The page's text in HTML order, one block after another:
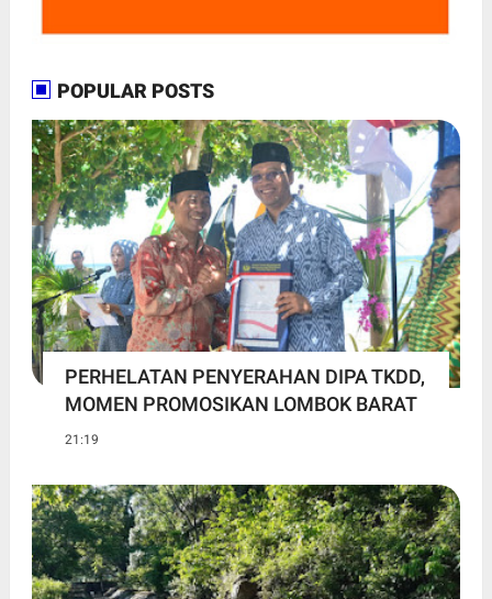
POPULAR POSTS
PERHELATAN PENYERAHAN DIPA TKDD,
MOMEN PROMOSIKAN LOMBOK BARAT
21:19